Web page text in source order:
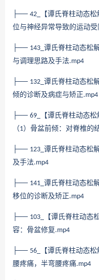
├── 42_ 【谭氏脊柱动态
位与神经异常导致的运动
├── 143_ 谭氏脊柱动态松
与调理思路及手法.mp4
├── 132_ 谭氏脊柱动态松
倾的诊断及病症与矫正.mp4
├── 69_ 【谭氏脊柱动态
（1）骨盆前倾：对脊椎的
├── 123_ 谭氏脊柱动态松
及手法.mp4
├── 141_ 谭氏脊柱动态松
移位的诊断及矫正.mp4
├── 103_ 【谭氏脊柱动
容：骨盆修复 .mp4
├── 56_ 【谭氏脊柱动态
腰疼痛，半弯腰疼痛.mp4